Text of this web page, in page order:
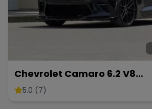
Chevrolet Camaro 6.2 V8
Customkingz
5.0 (7)